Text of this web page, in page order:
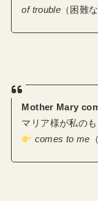
of trouble （困難
Mother Mary
マリア様が私の
comes to me